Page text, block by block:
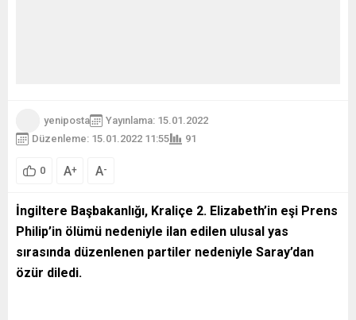
yeniposta
Yayınlama: 15.01.2022
Düzenleme: 15.01.2022 11:55
91
0 A+ A-
İngiltere Başbakanlığı, Kraliçe 2. Elizabeth’in eşi Prens
Philip’in ölümü nedeniyle ilan edilen ulusal yas
sırasında düzenlenen partiler nedeniyle Saray’dan
özür diledi.